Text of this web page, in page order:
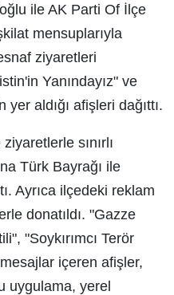
ile AK Parti Of İlçe
mensuplarıyla
ziyaretleri
Yanındayız" ve
yer aldığı afişleri dağıttı.
sınırlı
Türk Bayrağı ile
Ayrıca ilçedeki reklam
donatıldı. "Gazze
"Soykırımcı Terör
içeren afişler,
uygulama, yerel